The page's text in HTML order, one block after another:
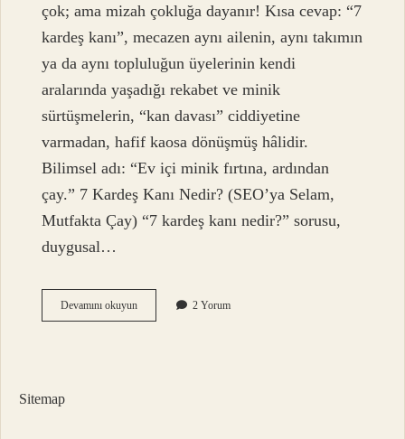
çok; ama mizah çokluğa dayanır! Kısa cevap: “7
kardeş kanı”, mecazen aynı ailenin, aynı takımın
ya da aynı topluluğun üyelerinin kendi
aralarında yaşadığı rekabet ve minik
sürtüşmelerin, “kan davası” ciddiyetine
varmadan, hafif kaosa dönüşmüş hâlidir.
Bilimsel adı: “Ev içi minik fırtına, ardından
çay.” 7 Kardeş Kanı Nedir? (SEO’ya Selam,
Mutfakta Çay) “7 kardeş kanı nedir?” sorusu,
duygusal…
Devamını okuyun7
kardeş
2 Yorum
Sitemap